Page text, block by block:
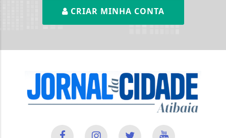
CRIAR MINHA CONTA